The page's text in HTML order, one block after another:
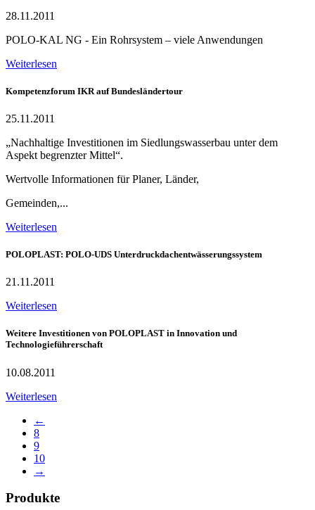
28.11.2011
POLO-KAL NG - Ein Rohrsystem – viele Anwendungen
Weiterlesen
Kompetenzforum IKR auf Bundesländertour
25.11.2011
„Nachhaltige Investitionen im Siedlungswasserbau unter dem
Aspekt begrenzter Mittel“.
Wertvolle Informationen für Planer, Länder,
Gemeinden,...
Weiterlesen
POLOPLAST: POLO-UDS Unterdruckdachentwässerungssystem
21.11.2011
Weiterlesen
Weitere Investitionen von POLOPLAST in Innovation und
Technologieführerschaft
10.08.2011
Weiterlesen
←
8
9
10
→
Produkte